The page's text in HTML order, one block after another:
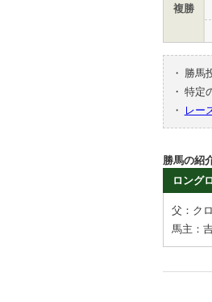
複勝
・ 勝馬
・ 特定
・
レー
勝馬の紹
ロング
父：ク
馬主：